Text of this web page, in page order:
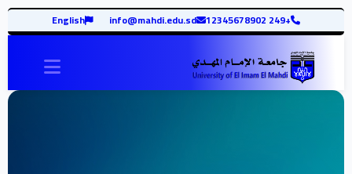
+249 12345678902
info@mahdi.edu.sd
English